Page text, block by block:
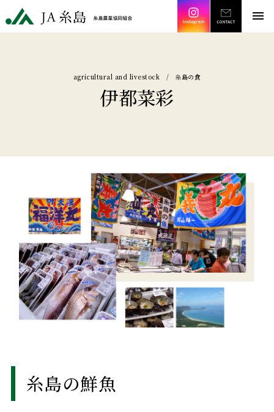
JA糸島 糸島農業協同組合
Instagram
menu
agricultural and livestock / 糸島の食
伊都菜彩
糸島の鮮魚